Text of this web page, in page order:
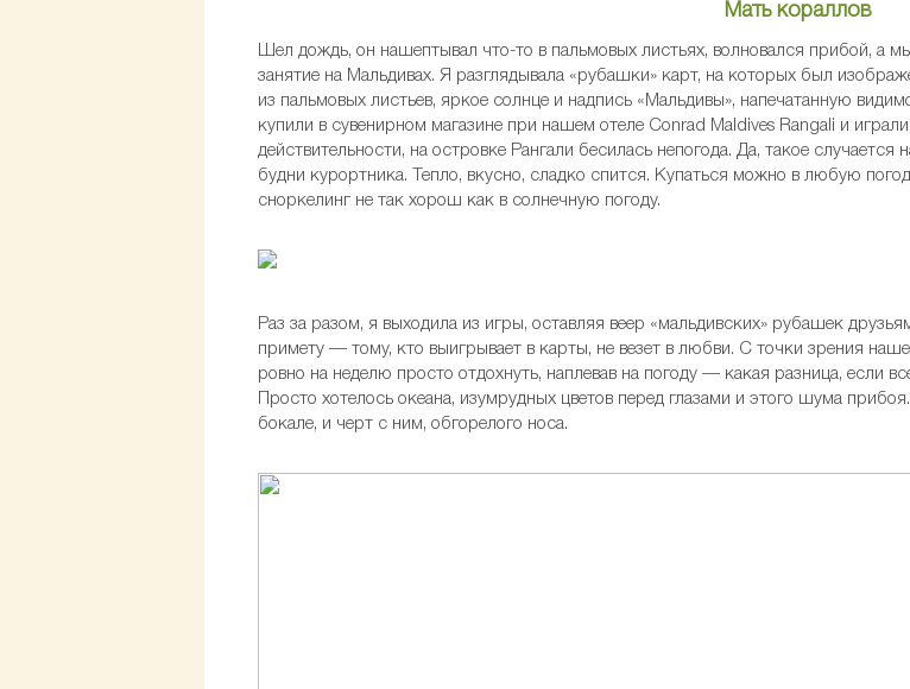
Мать кораллов
Шел дождь, он нашептывал что-то в пальмовых листьях, волновался прибой, а
занятие на Мальдивах. Я разглядывала «рубашки» карт, на которых был
из пальмовых листьев, яркое солнце и надпись «Мальдивы», напечатанную
купили в сувенирном магазине при нашем отеле Conrad Maldives Rangali и
действительности, на островке Рангали бесилась непогода. Да, такое
будни курортника. Тепло, вкусно, сладко спится. Купаться можно в любую
сноркелинг не так хорош как в солнечную погоду.
Раз за разом, я выходила из игры, оставляя веер «мальдивских» рубашек
примету — тому, кто выигрывает в карты, не везет в любви. С точки зрения
ровно на неделю просто отдохнуть, наплевав на погоду — какая разница, если
Просто хотелось океана, изумрудных цветов перед глазами и этого шума
бокале, и черт с ним, обгорелого носа.